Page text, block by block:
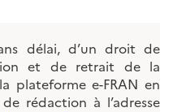
délai, d’un droit de
et de retrait de la
plateforme e-FRAN en
rédaction à l’adresse